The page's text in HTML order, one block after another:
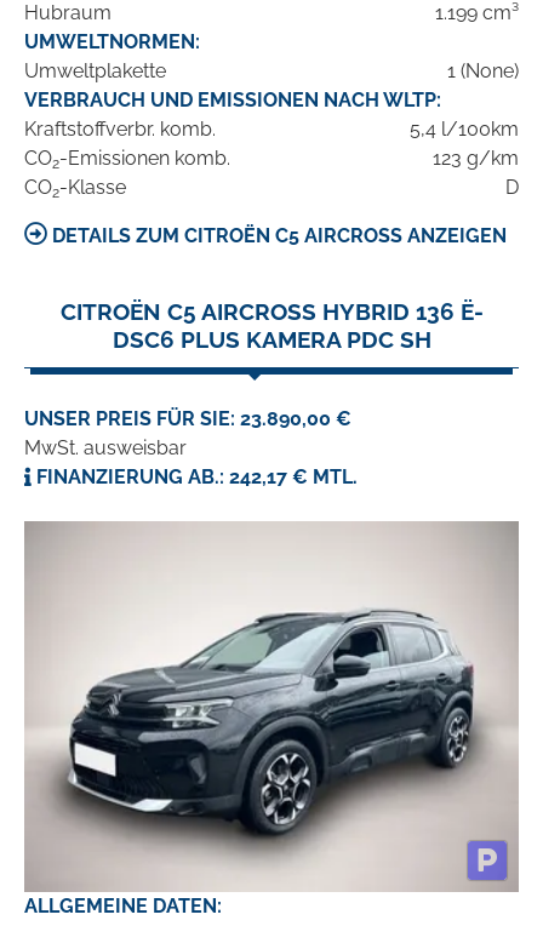
Hubraum
1.199 cm³
UMWELTNORMEN:
Umweltplakette
1 (None)
VERBRAUCH UND EMISSIONEN NACH WLTP:
Kraftstoffverbr. komb.
5,4 l/100km
CO2-Emissionen komb.
123 g/km
CO2-Klasse D
DETAILS ZUM CITROËN C5 AIRCROSS ANZEIGEN
CITROËN C5 AIRCROSS HYBRID 136 Ë-
DSC6 PLUS KAMERA PDC SH
UNSER PREIS FÜR SIE: 23.890,00 €
MwSt. ausweisbar
FINANZIERUNG AB.: 242,17 € MTL.
ALLGEMEINE DATEN: